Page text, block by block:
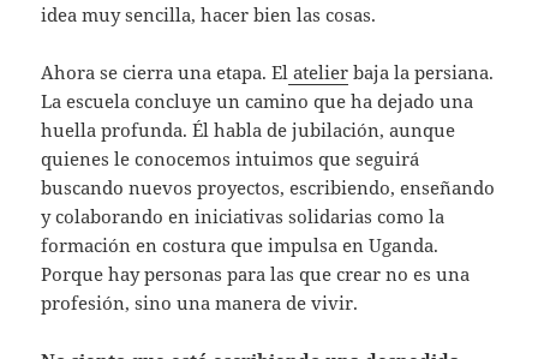
idea muy sencilla, hacer bien las cosas.
Ahora se cierra una etapa. El atelier baja la persiana.
La escuela concluye un camino que ha dejado una
huella profunda. Él habla de jubilación, aunque
quienes le conocemos intuimos que seguirá
buscando nuevos proyectos, escribiendo, enseñando
y colaborando en iniciativas solidarias como la
formación en costura que impulsa en Uganda.
Porque hay personas para las que crear no es una
profesión, sino una manera de vivir.